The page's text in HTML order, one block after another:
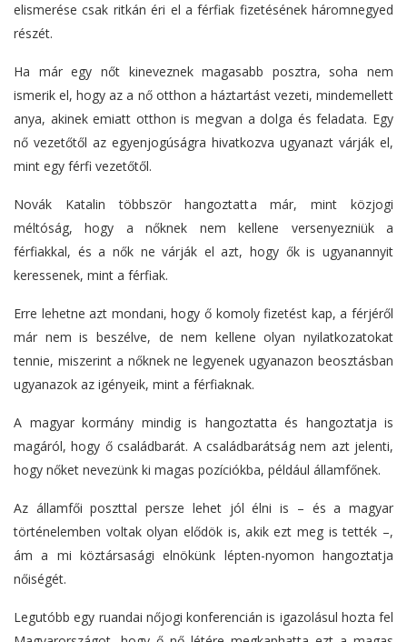
elismerése csak ritkán éri el a férfiak fizetésének háromnegyed
részét.
Ha már egy nőt kineveznek magasabb posztra, soha nem
ismerik el, hogy az a nő otthon a háztartást vezeti, mindemellett
anya, akinek emiatt otthon is megvan a dolga és feladata. Egy
nő vezetőtől az egyenjogúságra hivatkozva ugyanazt várják el,
mint egy férfi vezetőtől.
Novák Katalin többször hangoztatta már, mint közjogi
méltóság, hogy a nőknek nem kellene versenyezniük a
férfiakkal, és a nők ne várják el azt, hogy ők is ugyanannyit
keressenek, mint a férfiak.
Erre lehetne azt mondani, hogy ő komoly fizetést kap, a férjéről
már nem is beszélve, de nem kellene olyan nyilatkozatokat
tennie, miszerint a nőknek ne legyenek ugyanazon beosztásban
ugyanazok az igényeik, mint a férfiaknak.
A magyar kormány mindig is hangoztatta és hangoztatja is
magáról, hogy ő családbarát. A családbarátság nem azt jelenti,
hogy nőket nevezünk ki magas pozíciókba, például államfőnek.
Az államfői poszttal persze lehet jól élni is – és a magyar
történelemben voltak olyan elődök is, akik ezt meg is tették –,
ám a mi köztársasági elnökünk lépten-nyomon hangoztatja
nőiségét.
Legutóbb egy ruandai nőjogi konferencián is igazolásul hozta fel